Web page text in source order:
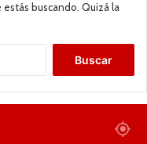
buscando. Quizá la